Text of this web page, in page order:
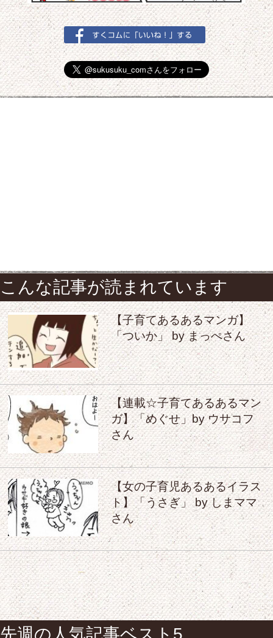
こんな記事が読まれています
【子育てあるあるマンガ】
「ついか」 by まっぺさん
【連載☆子育てあるあるマン
ガ】「めぐせ」by ウサコフ
さん
【女の子育児あるあるイラス
ト】「うさぎ」 by しまママ
さん
先週の人気記事ベスト5